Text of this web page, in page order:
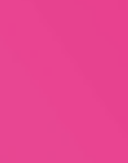
und
mit eigenen
Süß- und
durch nachhaltige,
aus. Wir setzen
moderne
Derzeit